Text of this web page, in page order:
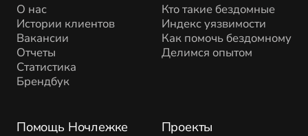
О нас
Истории клиентов
Вакансии
Отчеты
Статистика
Брендбук
Помощь Ночлежке Проекты
Кто такие бездомные
Индекс уязвимости
Как помочь бездомному
Делимся опытом